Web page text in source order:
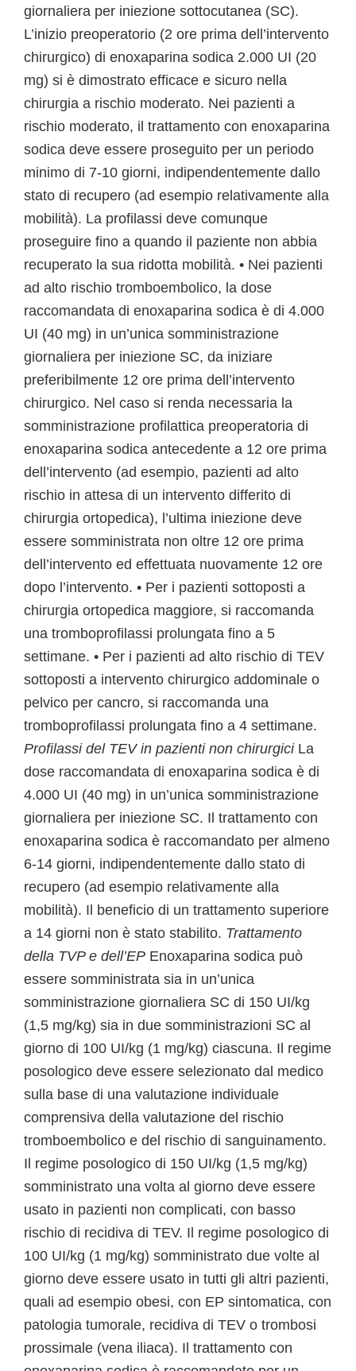
giornaliera per iniezione sottocutanea (SC).
L’inizio preoperatorio (2 ore prima dell’intervento
chirurgico) di enoxaparina sodica 2.000 UI (20
mg) si è dimostrato efficace e sicuro nella
chirurgia a rischio moderato. Nei pazienti a
rischio moderato, il trattamento con enoxaparina
sodica deve essere proseguito per un periodo
minimo di 7-10 giorni, indipendentemente dallo
stato di recupero (ad esempio relativamente alla
mobilità). La profilassi deve comunque
proseguire fino a quando il paziente non abbia
recuperato la sua ridotta mobilità. • Nei pazienti
ad alto rischio tromboembolico, la dose
raccomandata di enoxaparina sodica è di 4.000
UI (40 mg) in un’unica somministrazione
giornaliera per iniezione SC, da iniziare
preferibilmente 12 ore prima dell’intervento
chirurgico. Nel caso si renda necessaria la
somministrazione profilattica preoperatoria di
enoxaparina sodica antecedente a 12 ore prima
dell’intervento (ad esempio, pazienti ad alto
rischio in attesa di un intervento differito di
chirurgia ortopedica), l’ultima iniezione deve
essere somministrata non oltre 12 ore prima
dell’intervento ed effettuata nuovamente 12 ore
dopo l’intervento. • Per i pazienti sottoposti a
chirurgia ortopedica maggiore, si raccomanda
una tromboprofilassi prolungata fino a 5
settimane. • Per i pazienti ad alto rischio di TEV
sottoposti a intervento chirurgico addominale o
pelvico per cancro, si raccomanda una
tromboprofilassi prolungata fino a 4 settimane.
Profilassi del TEV in pazienti non chirurgiciLa
dose raccomandata di enoxaparina sodica è di
4.000 UI (40 mg) in un’unica somministrazione
giornaliera per iniezione SC. Il trattamento con
enoxaparina sodica è raccomandato per almeno
6-14 giorni, indipendentemente dallo stato di
recupero (ad esempio relativamente alla
mobilità). Il beneficio di un trattamento superiore
a 14 giorni non è stato stabilito. Trattamento
della TVP e dell’EP Enoxaparina sodica può
essere somministrata sia in un’unica
somministrazione giornaliera SC di 150 UI/kg
(1,5 mg/kg) sia in due somministrazioni SC al
giorno di 100 UI/kg (1 mg/kg) ciascuna. Il regime
posologico deve essere selezionato dal medico
sulla base di una valutazione individuale
comprensiva della valutazione del rischio
tromboembolico e del rischio di sanguinamento.
Il regime posologico di 150 UI/kg (1,5 mg/kg)
somministrato una volta al giorno deve essere
usato in pazienti non complicati, con basso
rischio di recidiva di TEV. Il regime posologico di
100 UI/kg (1 mg/kg) somministrato due volte al
giorno deve essere usato in tutti gli altri pazienti,
quali ad esempio obesi, con EP sintomatica, con
patologia tumorale, recidiva di TEV o trombosi
prossimale (vena iliaca). Il trattamento con